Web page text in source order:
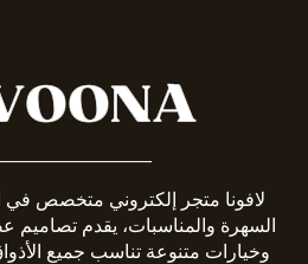
لافونا متجر إلكتروني متخصص في
السهرة والمناسبات، يقدم تصاميم
وخيارات متنوعة تناسب جميع